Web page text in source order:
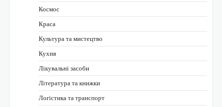
Космос
Краса
Культура та мистецтво
Кухня
Лікувальні засоби
Література та книжки
Логістика та транспорт